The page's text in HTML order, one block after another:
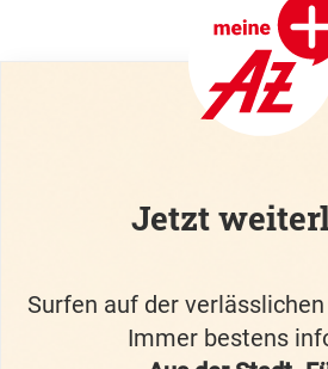
Jetzt
Surfen auf der
Immer bestens